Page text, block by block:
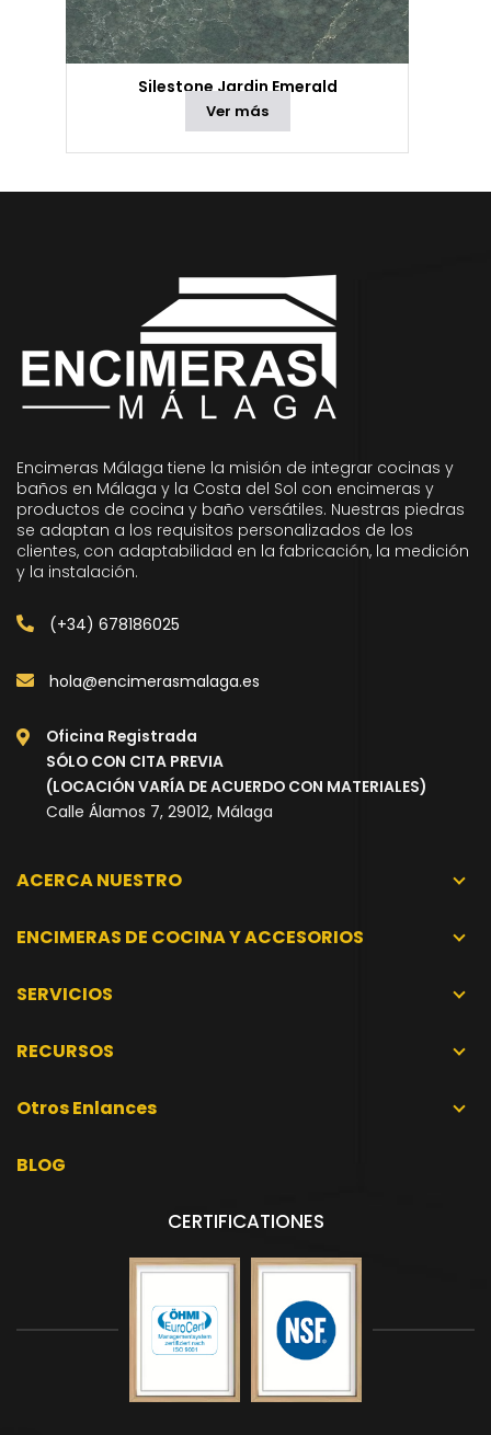
Silestone Jardin Emerald
Ver más
Encimeras Málaga tiene la misión de integrar cocinas y
baños en Málaga y la Costa del Sol con encimeras y
productos de cocina y baño versátiles. Nuestras piedras
se adaptan a los requisitos personalizados de los
clientes, con adaptabilidad en la fabricación, la medición
y la instalación.
(+34) 678186025
hola@encimerasmalaga.es
Oficina Registrada
SÓLO CON CITA PREVIA
(LOCACIÓN VARÍA DE ACUERDO CON MATERIALES)
Calle Álamos 7, 29012, Málaga
ACERCA NUESTRO
ENCIMERAS DE COCINA Y ACCESORIOS
SERVICIOS
RECURSOS
Otros Enlances
BLOG
CERTIFICATIONES